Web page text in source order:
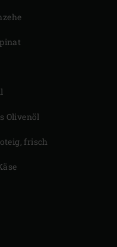
Olivenöl
frisch